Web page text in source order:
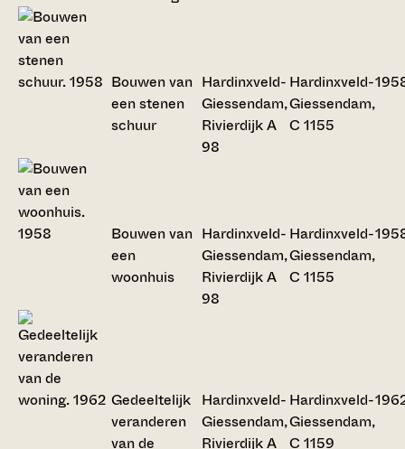
Bouwen van
een stenen
schuur
Hardinxveld-
Giessendam,
Rivierdijk A
98
Hardinxveld-
Giessendam,
C 1155
Bouwen van
een
woonhuis
Hardinxveld-
Giessendam,
Rivierdijk A
98
Hardinxveld-
Giessendam,
C 1155
Gedeeltelijk
veranderen
van de
Hardinxveld-
Giessendam,
Rivierdijk A
Hardinxveld-
Giessendam,
C 1159